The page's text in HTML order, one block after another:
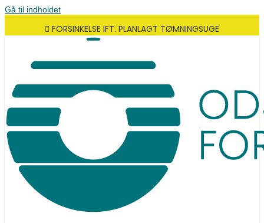
Gå til indholdet
FORSINKELSE IFT. PLANLAGT TØMNINGSUGE